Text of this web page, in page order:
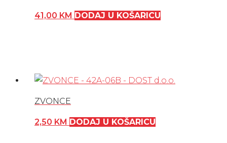
41,00 KM DODAJ U KOŠARICU
ZVONCE
2,50 KM DODAJ U KOŠARICU